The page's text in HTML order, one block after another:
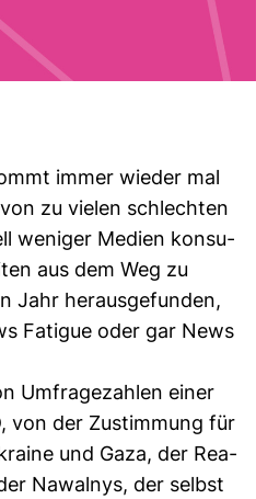
immer wieder mal
zu vielen schlechten
weniger Medien kon­su­
aus dem Weg zu
Jahr her­aus­ge­funden,
Fatigue oder gar News
Umfra­ge­zahlen einer
von der Zustim­mung für
und Gaza, der Rea­
Nawalnys, der selbst